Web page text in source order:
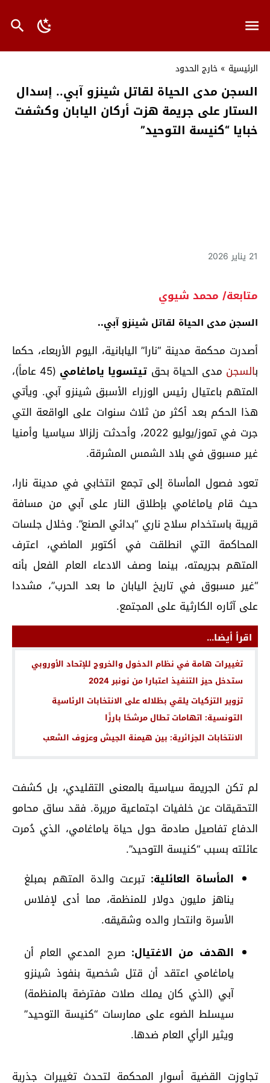
الرئيسية » خارج الحدود
السجن مدى الحياة لقاتل شينزو آبي.. إسدال
الستار على جريمة هزت أركان اليابان وكشفت
خبايا “كنيسة التوحيد”
21 يناير 2026
متابعة/ محمد شيوي
السجن مدى الحياة لقاتل شينزو آبي..
أصدرت محكمة مدينة “نارا” اليابانية، اليوم الأربعاء، حكما
بالسجن مدى الحياة بحق تيتسويا ياماغامي
(45 عاماً)،
المتهم باعتيال رئيس الوزراء الأسبق شينزو آبي. ويأتي
هذا الحكم بعد أكثر من ثلاث سنوات على الواقعة التي
جرت في تموز/يوليو 2022، وأحدثت زلزالا سياسيا وأمنيا
غير مسبوق في بلاد الشمس المشرقة.
تعود فصول المأساة إلى تجمع انتخابي في مدينة نارا،
حيث قام ياماغامي بإطلاق النار على آبي من مسافة
قريبة باستخدام سلاح ناري “بدائي الصنع”. وخلال جلسات
المحاكمة التي انطلقت في أكتوبر الماضي، اعترف
المتهم بجريمته، بينما وصف الادعاء العام الفعل بأنه
“غير مسبوق في تاريخ اليابان ما بعد الحرب”، مشددا
على آثاره الكارثية على المجتمع.
اقرأ أيضا...
تغييرات هامة في نظام الدخول والخروج للإتحاد الأوروبي
ستدخل حيز التنفيذ اعتبارا من نونبر 2024
تزوير التزكيات يلقي بظلاله على الانتخابات الرئاسية
التونسية: اتهامات تطال مرشحًا بارزًا
الانتخابات الجزائرية: بين هيمنة الجيش وعزوف الشعب
لم تكن الجريمة سياسية بالمعنى التقليدي، بل كشفت
التحقيقات عن خلفيات اجتماعية مريرة. فقد ساق محامو
الدفاع تفاصيل صادمة حول حياة ياماغامي، الذي دُمرت
عائلته بسبب “كنيسة التوحيد”.
المأساة العائلية: تبرعت والدة المتهم بمبلغ
يناهز مليون دولار للمنظمة، مما أدى لإفلاس
الأسرة وانتحار والده وشقيقه.
الهدف من الاغتيال: صرح المدعي العام أن
ياماغامي اعتقد أن قتل شخصية بنفوذ شينزو
آبي (الذي كان يملك صلات مفترضة بالمنظمة)
سيسلط الضوء على ممارسات “كنيسة التوحيد”
ويثير الرأي العام ضدها.
تجاوزت القضية أسوار المحكمة لتحدث تغييرات جذرية